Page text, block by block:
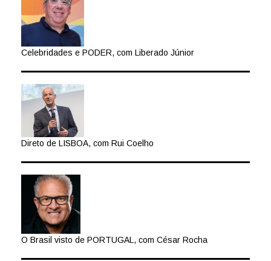
Celebridades e PODER, com Liberado Júnior
Direto de LISBOA, com Rui Coelho
O Brasil visto de PORTUGAL, com César Rocha